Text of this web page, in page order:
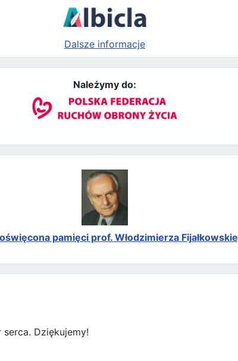
Należymy do:
pamięci prof. Włodzimierza
Dziękujemy!
Dalsze informacje